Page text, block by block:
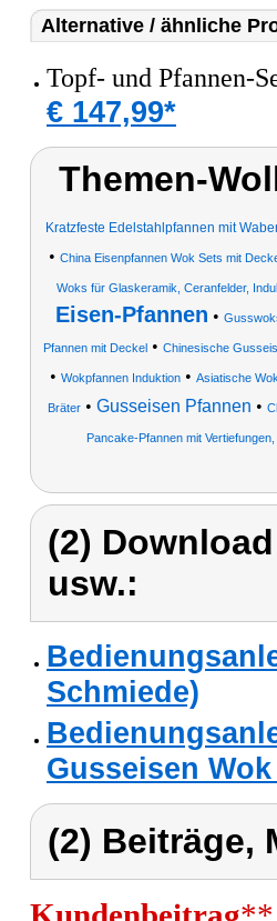
Alternative / ähnliche
Topf- und Pfannen-
€ 147,99*
Themen-
Kratzfeste Edelstahlpfannen mit
• China Eisenpfannen Wok Sets mit
Woks für Glaskeramik, Ceranfelder,
Eisen-Pfannen •
Pfannen mit Deckel • Chinesische
• Wokpfannen Induktion• Asiatische
Bräter • Gusseisen Pfannen •
Pancake-Pfannen mit
(2)
usw.:
Schmiede)
Gusseisen
(2) Beiträge,